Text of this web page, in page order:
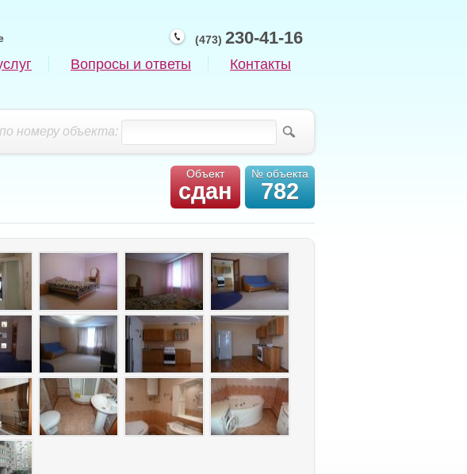
(473) 230-41-16
Вопросы и ответы Контакты
номеру объекта:
Объект
сдан
№ объекта
782